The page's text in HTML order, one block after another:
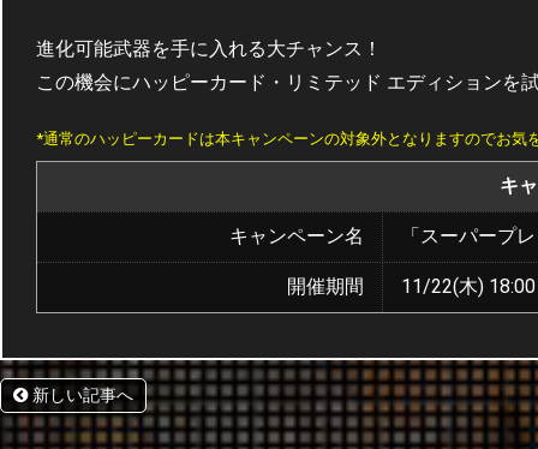
進化可能武器を手に入れる大チャンス！
この機会にハッピーカード・リミテッド エディションを
*通常のハッピーカードは本キャンペーンの対象外となりますのでお気
キ
キャンペーン名 「スーパープ
開催期間 11/22(木)
新しい記事へ